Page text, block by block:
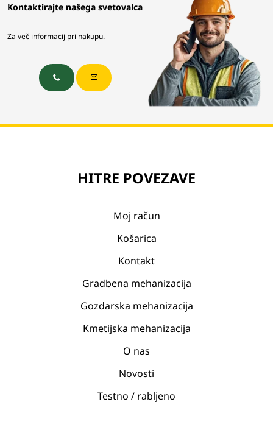
Kontaktirajte našega svetovalca
Za več informacij pri nakupu.
HITRE POVEZAVE
Moj račun
Košarica
Kontakt
Gradbena mehanizacija
Gozdarska mehanizacija
Kmetijska mehanizacija
O nas
Novosti
Testno / rabljeno